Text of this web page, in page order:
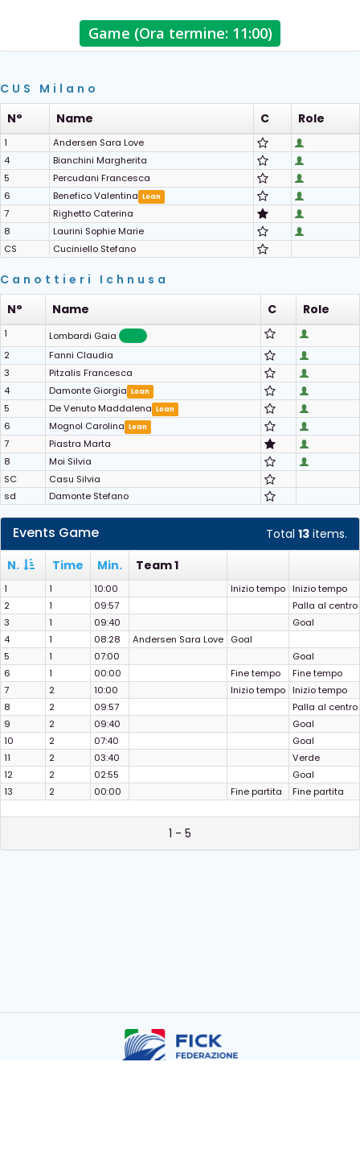
Game (Ora termine: 11:00)
CUS Milano
N°
Name C Role
1
Andersen Sara Love
4
Bianchini Margherita
5
Percudani Francesca
6
Benefico Valentina Loan
7
Righetto Caterina
8
Laurini Sophie Marie
CS
Cuciniello Stefano
Canottieri Ichnusa
N°
Name C Role
1
Lombardi Gaia
2
Fanni Claudia
3
Pitzalis Francesca
4
Damonte Giorgia Loan
5 De Venuto Maddalena Loan
6 Mognol Carolina Loan
7
Piastra Marta
8
Moi Silvia
SC
Casu Silvia
sd
Damonte Stefano
Total 13 items.
Events Game
N. Time Min. Team 1
1 1 10:00 Inizio tempo Inizio tempo
2
1 09:57
Palla al centro
3
1 09:40
Goal
4
1 08:28 Andersen Sara Love
Goal
5
1 07:00
Goal
6
1 00:00 Fine tempo
Fine tempo
7
2 10:00 Inizio tempo Inizio tempo
8
2 09:57
Palla al centro
9
2 09:40
Goal
10
2 07:40
Goal
11
2 03:40
Verde
12
2 02:55
Goal
13
2 00:00 Fine partita Fine partita
1 - 5